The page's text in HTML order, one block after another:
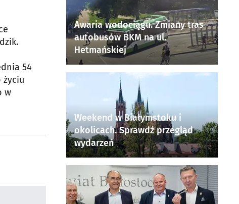
54
życiu
w
Awaria wodociągu. Zmiany tras
autobusów BKM na ul.
Hetmańskiej
Weekend w Białymstoku i
okolicach. Sprawdź przegląd
wydarzeń